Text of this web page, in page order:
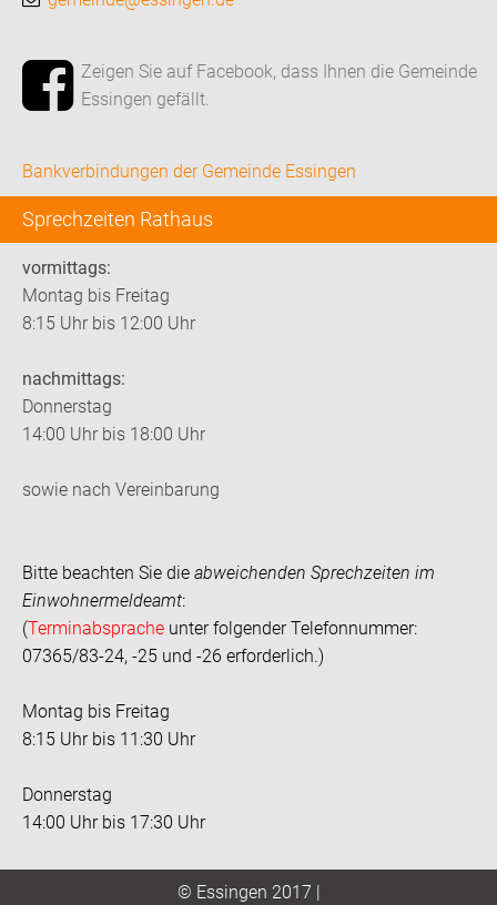
Zeigen Sie auf Facebook, dass Ihnen die Gemeinde
Essingen gefällt.
Bankverbindungen der Gemeinde Essingen
Sprechzeiten Rathaus
vormittags:
Montag bis Freitag
8:15 Uhr bis 12:00 Uhr
nachmittags:
Donnerstag
14:00 Uhr bis 18:00 Uhr
sowie nach Vereinbarung
Bitte beachten Sie die abweichenden Sprechzeiten im
Einwohnermeldeamt:
(Terminabsprache unter folgender Telefonnummer:
07365/83-24, -25 und -26 erforderlich.)
Montag bis Freitag
8:15 Uhr bis 11:30 Uhr
Donnerstag
14:00 Uhr bis 17:30 Uhr
© Essingen 2017 |